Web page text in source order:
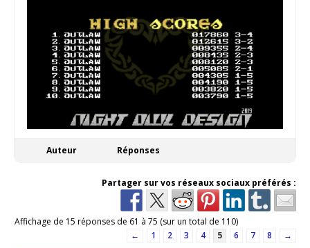
Auteur Réponses
Partager sur vos réseaux sociaux préférés :
Affichage de 15 réponses de 61 à 75 (sur un total de 110)
←
1 2 3 4 5 6 7 8 →